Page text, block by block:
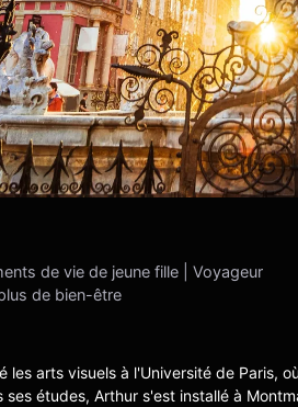
de vie de jeune fille | Voyageur
de bien-être
les arts visuels à l'Université de Paris,
ses études, Arthur s'est installé à